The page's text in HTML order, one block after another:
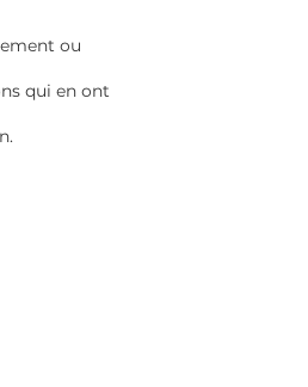
ou
qui en ont